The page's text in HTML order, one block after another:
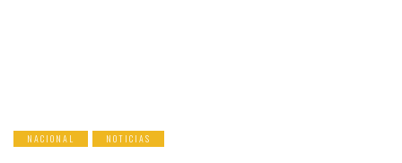
NACIONAL NOTICIAS